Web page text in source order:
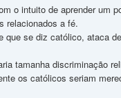
o intuito de aprender um
relacionados a fé.
que se diz católico, ataca
tamanha discriminação
os católicos seriam